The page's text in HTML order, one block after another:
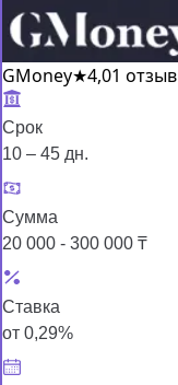
GMoney★4,01 отзыв
Срок
10 – 45 дн.
Сумма
20 000 - 300 000 ₸
Ставка
от 0,29%